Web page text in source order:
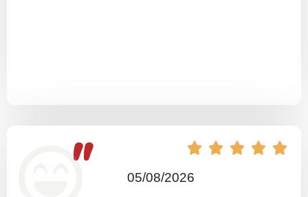
    
" 05/08/2026